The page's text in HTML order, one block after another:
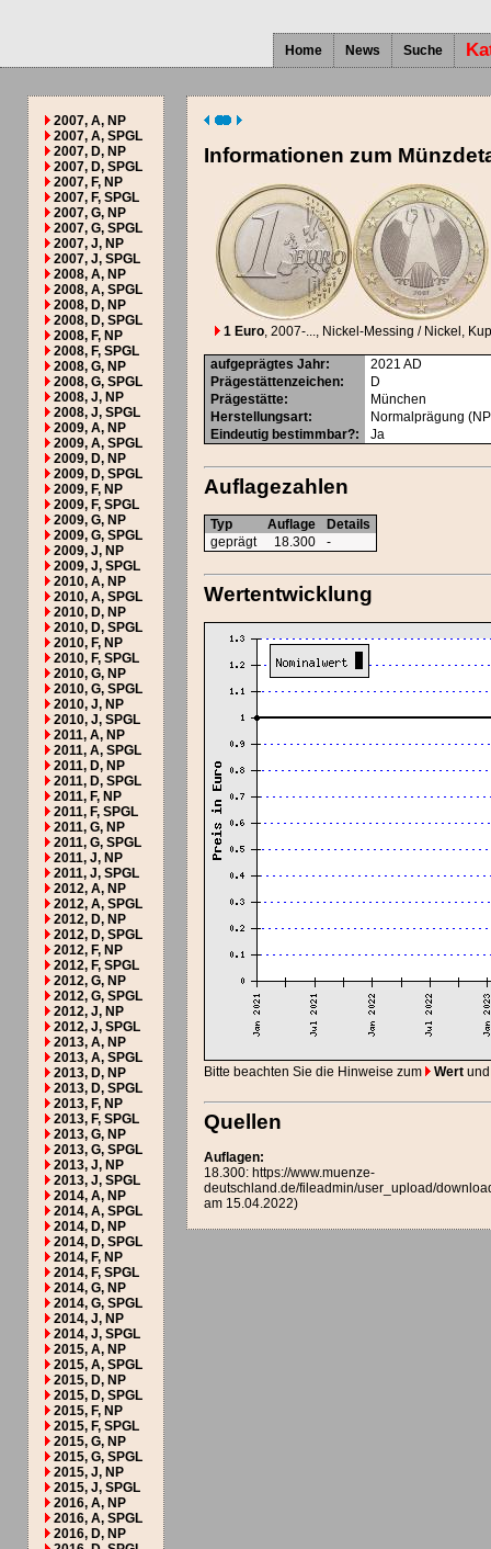
Home News Suche
2007, A, NP
2007, A, SPGL
2007, D, NP
2007, D, SPGL
2007, F, NP
2007, F, SPGL
2007, G, NP
2007, G, SPGL
2007, J, NP
2007, J, SPGL
2008, A, NP
2008, A, SPGL
2008, D, NP
2008, D, SPGL
2008, F, NP
2008, F, SPGL
2008, G, NP
2008, G, SPGL
2008, J, NP
2008, J, SPGL
2009, A, NP
2009, A, SPGL
2009, D, NP
2009, D, SPGL
2009, F, NP
2009, F, SPGL
2009, G, NP
2009, G, SPGL
2009, J, NP
2009, J, SPGL
2010, A, NP
2010, A, SPGL
2010, D, NP
2010, D, SPGL
2010, F, NP
2010, F, SPGL
2010, G, NP
2010, G, SPGL
2010, J, NP
2010, J, SPGL
2011, A, NP
2011, A, SPGL
2011, D, NP
2011, D, SPGL
2011, F, NP
2011, F, SPGL
2011, G, NP
2011, G, SPGL
2011, J, NP
2011, J, SPGL
2012, A, NP
2012, A, SPGL
2012, D, NP
2012, D, SPGL
2012, F, NP
2012, F, SPGL
2012, G, NP
2012, G, SPGL
2012, J, NP
2012, J, SPGL
2013, A, NP
2013, A, SPGL
2013, D, NP
2013, D, SPGL
2013, F, NP
2013, F, SPGL
2013, G, NP
2013, G, SPGL
2013, J, NP
2013, J, SPGL
2014, A, NP
2014, A, SPGL
2014, D, NP
2014, D, SPGL
2014, F, NP
2014, F, SPGL
2014, G, NP
2014, G, SPGL
2014, J, NP
2014, J, SPGL
2015, A, NP
2015, A, SPGL
2015, D, NP
2015, D, SPGL
2015, F, NP
2015, F, SPGL
2015, G, NP
2015, G, SPGL
2015, J, NP
2015, J, SPGL
2016, A, NP
2016, A, SPGL
2016, D, NP
Informationen zum
1 Euro, 2007-..., Nickel-Messing / Nickel,
aufgeprägtes Jahr: 2021AD
Prägestättenzeichen:
D
Prägestätte:
München
Herstellungsart:
Normalprägung
Eindeutig bestimmbar?: Ja
Auflagezahlen
Typ Auflage
Details
geprägt
18.300 -
Wertentwicklung
Bitte beachten Sie die Hinweise zum Wert
Quellen
Auflagen:
18.300: https://www.muenze-
deutschland.de/fileadmin/user_upload/
am 15.04.2022)